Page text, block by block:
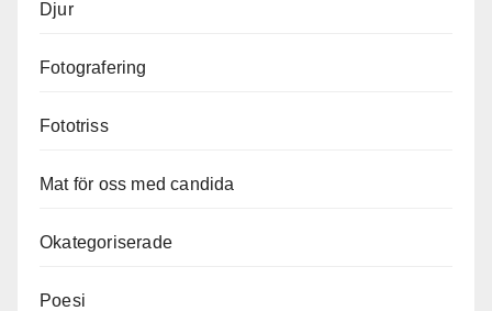
Djur
Fotografering
Fototriss
Mat för oss med candida
Okategoriserade
Poesi